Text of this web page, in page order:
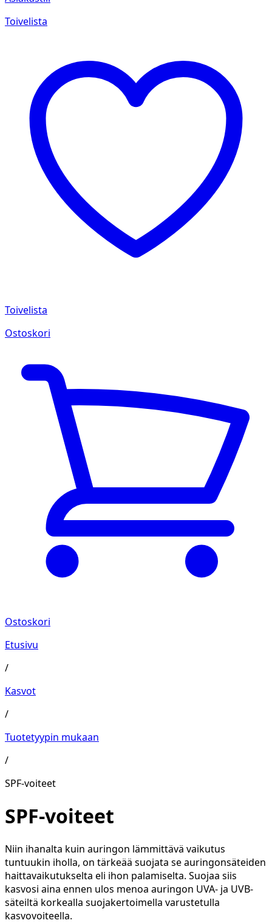
Toivelista
Toivelista
Ostoskori
Ostoskori
Etusivu
/
Kasvot
/
Tuotetyypin mukaan
/
SPF-voiteet
SPF-voiteet
Niin ihanalta kuin auringon lämmittävä vaikutus
tuntuukin iholla, on tärkeää suojata se auringonsäteiden
haittavaikutukselta eli ihon palamiselta. Suojaa siis
kasvosi aina ennen ulos menoa auringon UVA- ja UVB-
säteiltä korkealla suojakertoimella varustetulla
kasvovoiteella.